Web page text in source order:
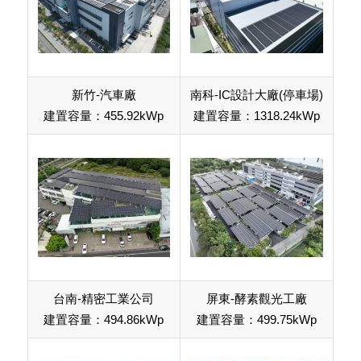
新竹-汽車廠
建置容量：455.92kWp
南科-IC設計大廠(停車場)
建置容量：1318.24kWp
台南-精密工業公司
建置容量：494.86kWp
屏東-酵素觀光工廠
建置容量：499.75kWp